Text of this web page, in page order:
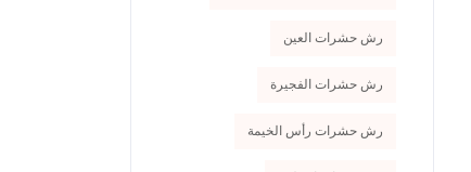
رش حشرات العين
رش حشرات الفجيرة
رش حشرات رأس الخيمة